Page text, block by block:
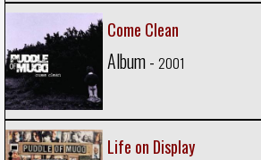
Come Clean
Album - 2001
Life on Display